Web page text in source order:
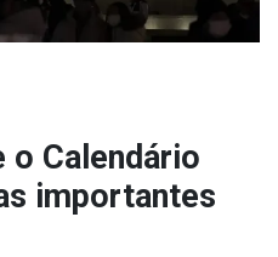
o Calendário
importantes